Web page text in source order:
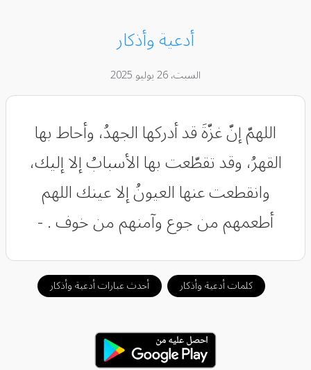
أدعية وأذكار
السبت، 26 يوليو 2025
‏اللهمّ إنّ غزّةَ⁩ قد أدركها الجهدُ، وأحاط بها
القهرُ، وقد تقطّعت بها الأسبابُ إلا إليك،
وانقطعت عنها العيونُ إلا عينك اللهم
أطعمهم من جوع وآمنهم من خوف . -
كلمات أدعية وأذكار أحدث عبارات أدعية وأذكار